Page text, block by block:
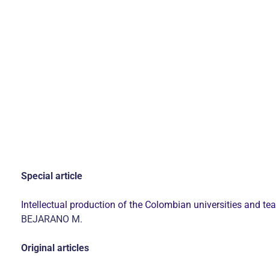
Special article
Intellectual production of the Colombian universities and
BEJARANO M.
Original articles